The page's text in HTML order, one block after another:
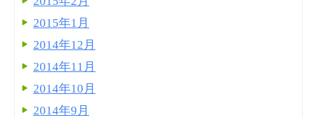
2015年1月
2014年12月
2014年11月
2014年10月
2014年9月